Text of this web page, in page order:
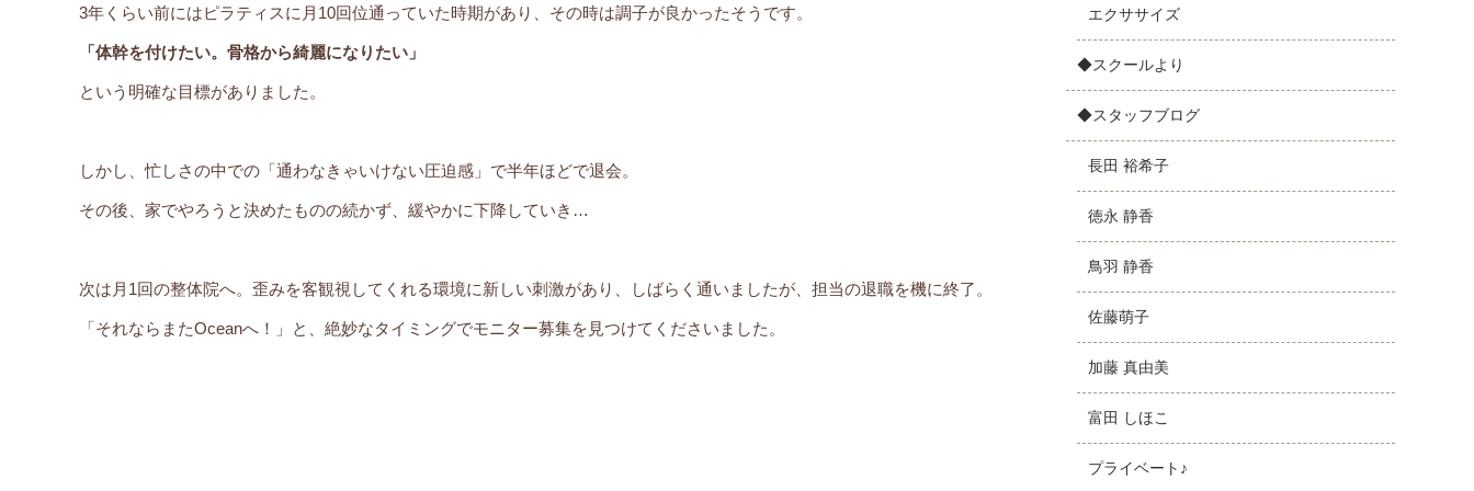
3年くらい前にはピラティスに月10回位通っていた時期があり、その時は調子が良かったそうです。
「体幹を付けたい。骨格から綺麗になりたい」
という明確な目標がありました。
しかし、忙しさの中での「通わなきゃいけない圧迫感」で半年ほどで退会。
その後、家でやろうと決めたものの続かず、緩やかに下降していき…
次は月1回の整体院へ。歪みを客観視してくれる環境に新しい刺激があり、しばらく通いましたが、担当の退職を機に終了。
「それならまたOceanへ！」と、絶妙なタイミングでモニター募集を見つけてくださいました。
エクササイズ
◆スクールより
◆スタッフブログ
長田 裕希子
徳永 静香
鳥羽 静香
佐藤萌子
加藤 真由美
富田 しほこ
プライベート♪